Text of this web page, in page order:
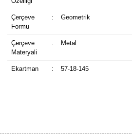
Çerçeve
Formu
: Geometrik
Çerçeve
Materyali
: Metal
Ekartman : 57-18-145